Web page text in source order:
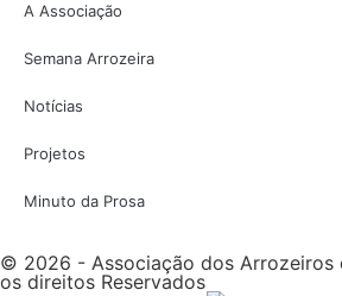
A Associação
Semana Arrozeira
Notícias
Projetos
Minuto da Prosa
© 2026 - Associação dos Arrozeiros
os direitos Reservados